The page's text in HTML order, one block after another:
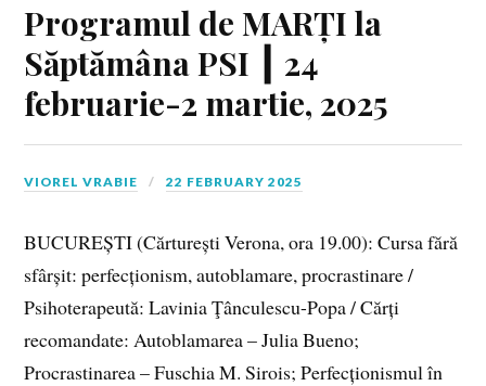
Programul de MARȚI la
Săptămâna PSI ┃ 24
februarie-2 martie, 2025
VIOREL VRABIE 22 FEBRUARY 2025
BUCUREȘTI (Cărturești Verona, ora 19.00): Cursa fără
sfârșit: perfecționism, autoblamare, procrastinare /
Psihoterapeută: Lavinia Ţânculescu-Popa / Cărți
recomandate: Autoblamarea – Julia Bueno;
Procrastinarea – Fuschia M. Sirois; Perfecționismul în